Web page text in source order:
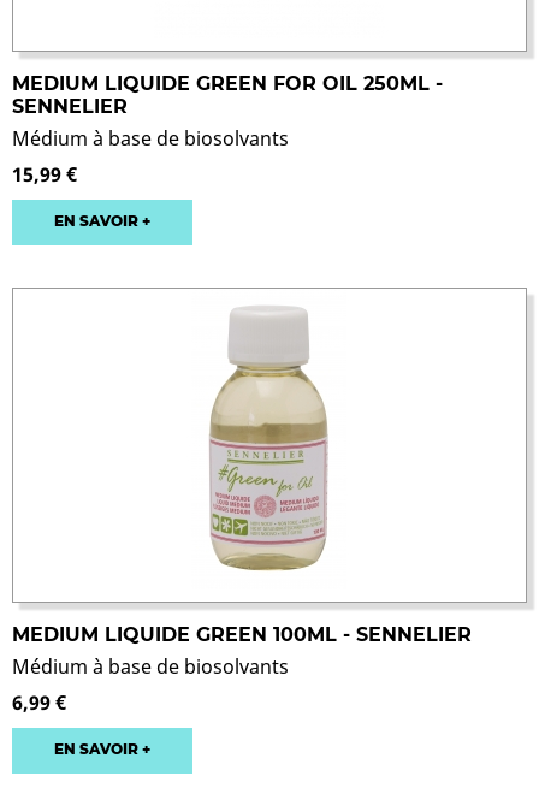
MEDIUM LIQUIDE GREEN FOR OIL 250ML -
SENNELIER
Médium à base de biosolvants
15,99 €
EN SAVOIR +
MEDIUM LIQUIDE GREEN 100ML - SENNELIER
Médium à base de biosolvants
6,99 €
EN SAVOIR +